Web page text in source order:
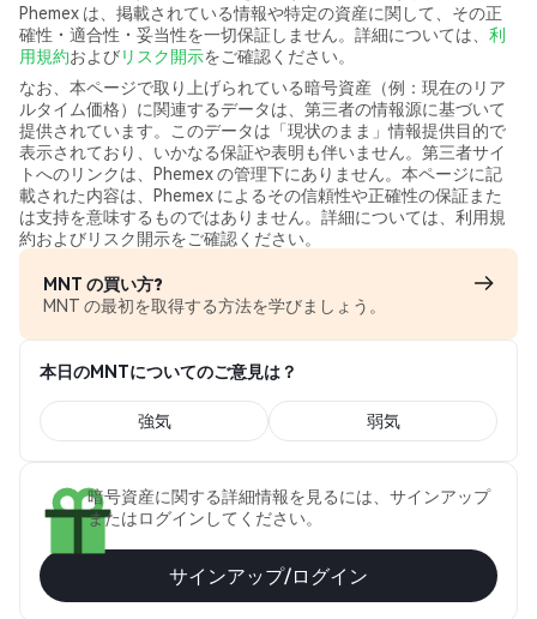
Phemex は、掲載されている情報や特定の資産に関して、その正
確性・適合性・妥当性を一切保証しません。詳細については、 利
用規約およびリスク開示をご確認ください。
なお、本ページで取り上げられている暗号資産（例：現在のリア
ルタイム価格）に関連するデータは、第三者の情報源に基づいて
提供されています。このデータは「現状のまま」情報提供目的で
表示されており、いかなる保証や表明も伴いません。第三者サイ
トへのリンクは、Phemex の管理下にありません。本ページに記
載された内容は、Phemex によるその信頼性や正確性の保証また
は支持を意味するものではありません。詳細については、利用規
約およびリスク開示をご確認ください。
MNT の買い方?
MNT の最初を取得する方法を学びましょう。
本日のMNTについてのご意見は？
強気 弱気
暗号資産に関する詳細情報を見るには、サインアップ
またはログインしてください。
サインアップ/ログイン